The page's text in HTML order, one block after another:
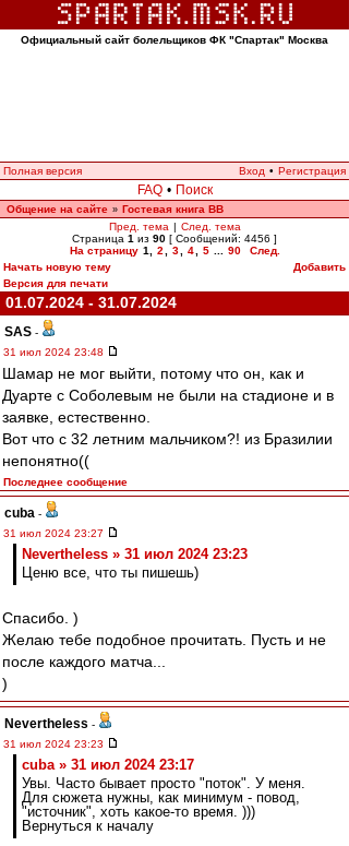
Официальный сайт болельщиков ФК "Спартак" Москва
Полная версия Вход • Регистрация
FAQ • Поиск
Общение на сайте » Гостевая книга ВВ
Пред. тема | След. тема
Страница 1 из 90 [ Сообщений: 4456 ]
На страницу 1 2 3 4 5 90
След.
Начать новую тему
Добавить
Версия для печати
01.07.2024 - 31.07.2024
SAS -
31 июл 2024 23:48
Шамар не мог выйти, потому что он, как и
Дуарте с Соболевым не были на стадионе и в
заявке, естественно.
Вот что с 32 летним мальчиком?! из Бразилии
непонятно((
Последнее сообщение
cuba -
31 июл 2024 23:27
Nevertheless » 31 июл 2024 23:23
Ценю все, что ты пишешь)
Спасибо. )
Желаю тебе подобное прочитать. Пусть и не
после каждого матча...
)
Nevertheless -
31 июл 2024 23:23
cuba » 31 июл 2024 23:17
Увы. Часто бывает просто "поток". У меня.
Для сюжета нужны, как минимум - повод,
"источник", хоть какое-то время. )))
Вернуться к началу